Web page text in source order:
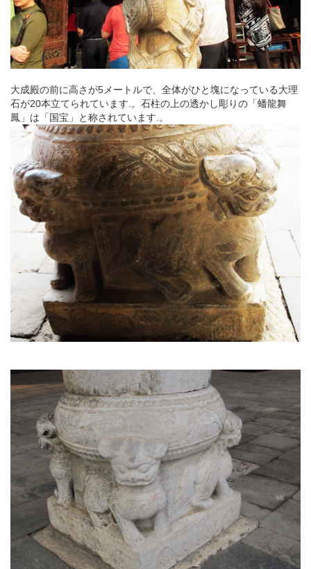
大成殿の前に高さが5メートルで、全体がひと塊になっている大理
石が20本立てられています.。石柱の上の透かし彫りの「蟠龍舞
鳳」は「国宝」と称されています.。